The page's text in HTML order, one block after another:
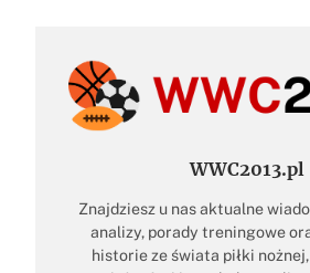
WWC2013.pl
Znajdziesz u nas aktualne
analizy, porady treningowe
historie ze świata piłki